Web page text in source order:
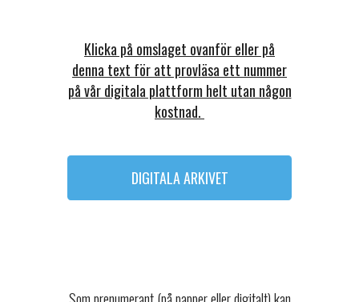
Klicka på omslaget ovanför eller på
denna text för att provläsa ett nummer
på vår digitala plattform helt utan någon
kostnad.
DIGITALA ARKIVET